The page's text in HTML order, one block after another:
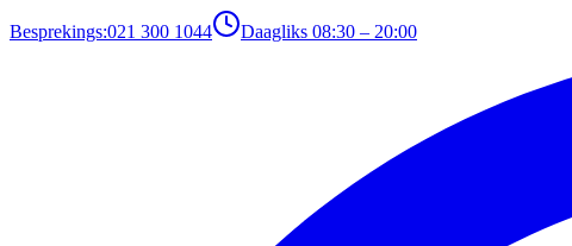
Besprekings:021 300 1044 Daagliks 08:30 – 20:00